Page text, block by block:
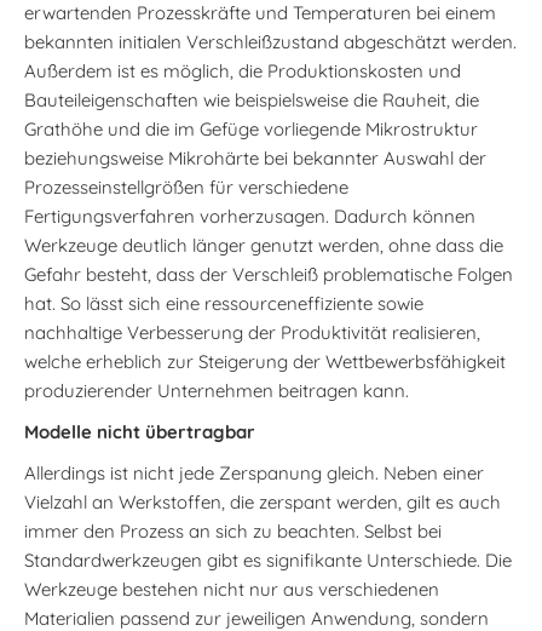
erwartenden Prozesskräfte und Temperaturen bei einem
bekannten initialen Verschleißzustand abgeschätzt werden.
Außerdem ist es möglich, die Produktionskosten und
Bauteileigenschaften wie beispielsweise die Rauheit, die
Grathöhe und die im Gefüge vorliegende Mikrostruktur
beziehungsweise Mikrohärte bei bekannter Auswahl der
Prozesseinstellgrößen für verschiedene
Fertigungsverfahren vorherzusagen. Dadurch können
Werkzeuge deutlich länger genutzt werden, ohne dass die
Gefahr besteht, dass der Verschleiß problematische Folgen
hat. So lässt sich eine ressourceneffiziente sowie
nachhaltige Verbesserung der Produktivität realisieren,
welche erheblich zur Steigerung der Wettbewerbsfähigkeit
produzierender Unternehmen beitragen kann.
Modelle nicht übertragbar
Allerdings ist nicht jede Zerspanung gleich. Neben einer
Vielzahl an Werkstoffen, die zerspant werden, gilt es auch
immer den Prozess an sich zu beachten. Selbst bei
Standardwerkzeugen gibt es signifikante Unterschiede. Die
Werkzeuge bestehen nicht nur aus verschiedenen
Materialien passend zur jeweiligen Anwendung, sondern